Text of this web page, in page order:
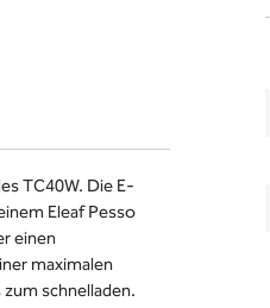
TC40W. Die E-
Eleaf Pesso
einen
maximalen
schnelladen.